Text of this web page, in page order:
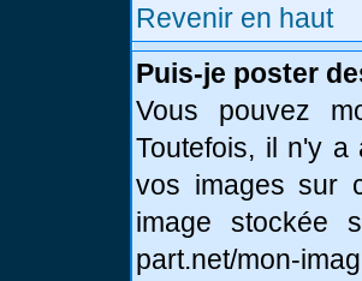
Revenir en haut
Puis-je poster
Vous pouvez
Toutefois, il n'y a
vos images sur
image stockée
part.net/mon-